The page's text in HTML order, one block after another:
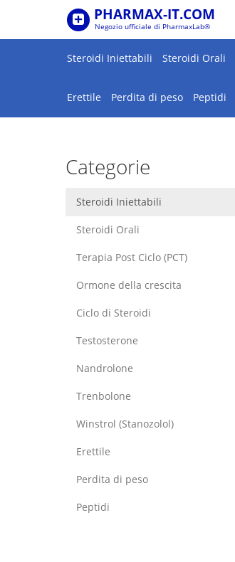
PHARMAX-IT.COM
Negozio ufficiale di PharmaxLab®
Steroidi Iniettabili Steroidi Orali
Erettile Perdita di peso Peptidi
Categorie
Steroidi Iniettabili
Steroidi Orali
Terapia Post Ciclo (PCT)
Ormone della crescita
Ciclo di Steroidi
Testosterone
Nandrolone
Trenbolone
Winstrol (Stanozolol)
Erettile
Perdita di peso
Peptidi